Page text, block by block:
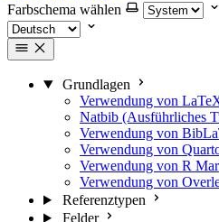
Farbschema wählen
Grundlagen
Verwendung von
Natbib (Ausführliches
Verwendung von
Verwendung von
Verwendung von R
Verwendung von
Referenztypen
Felder